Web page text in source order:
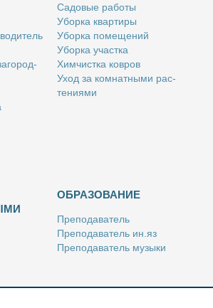
Са­до­вые ра­бо­ты
Убор­ка квар­ти­ры
Убор­ка по­ме­ще­ний
Убор­ка участ­ка
Хим­чист­ка ков­ров
Уход за ком­нат­ны­ми рас­
те­ни­я­ми
ОБРАЗОВАНИЕ
Пре­по­да­ва­тель
Пре­по­да­ва­тель ин.яз
Пре­по­да­ва­тель му­зы­ки